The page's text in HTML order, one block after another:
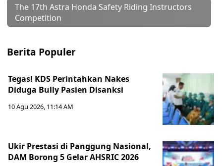
The 17th Astra Honda Safety Riding Instructors
Competition
Berita Populer
Tegas! KDS Perintahkan Nakes
Diduga Bully Pasien Disanksi
10 Agu 2026, 11:14 AM
Ukir Prestasi di Panggung Nasional,
DAM Borong 5 Gelar AHSRIC 2026